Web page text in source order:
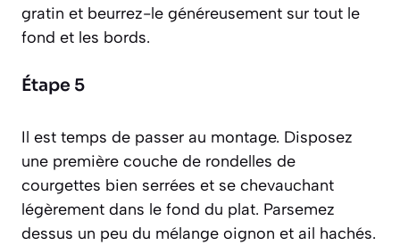
gratin et beurrez-le généreusement sur tout le
fond et les bords.
Étape 5
Il est temps de passer au montage. Disposez
une première couche de rondelles de
courgettes bien serrées et se chevauchant
légèrement dans le fond du plat. Parsemez
dessus un peu du mélange oignon et ail hachés.